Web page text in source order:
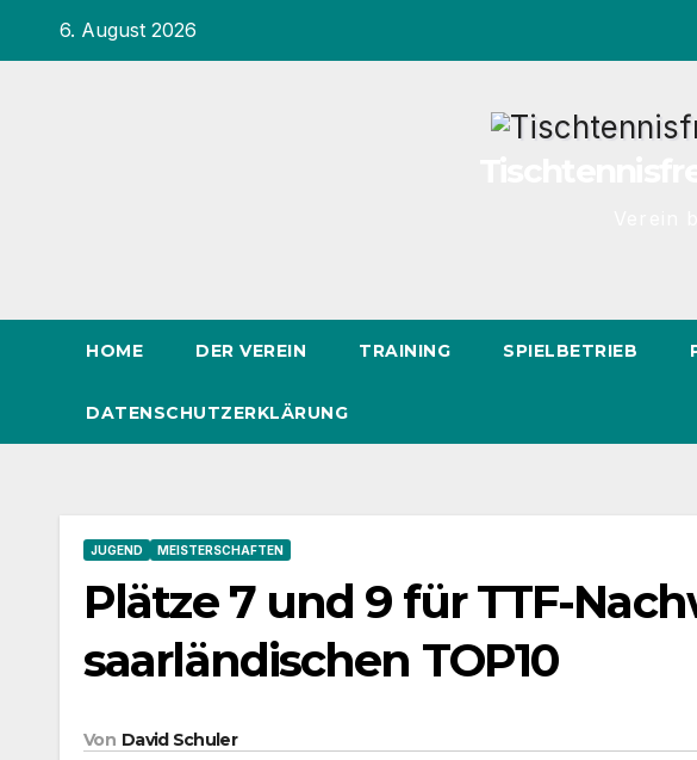
springen6. August 2026
HOME DER VEREIN TRAINING SPIELBETRIEB
DATENSCHUTZERKLÄRUNG
JUGEND MEISTERSCHAFTEN
Plätze 7 und 9 für TTF-
saarländischen TOP10
Von David Schuler